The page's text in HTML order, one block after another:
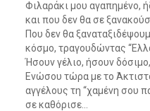
Φιλαράκι μου αγαπημένο,
και που δεν θα σε
Που δεν θα
κόσμο, τραγουδώντας
Ήσουν γέλιο, ήσουν
Ενώσου τώρα με το
αγγέλους τη “χαμένη σου
σε καθόρισε…